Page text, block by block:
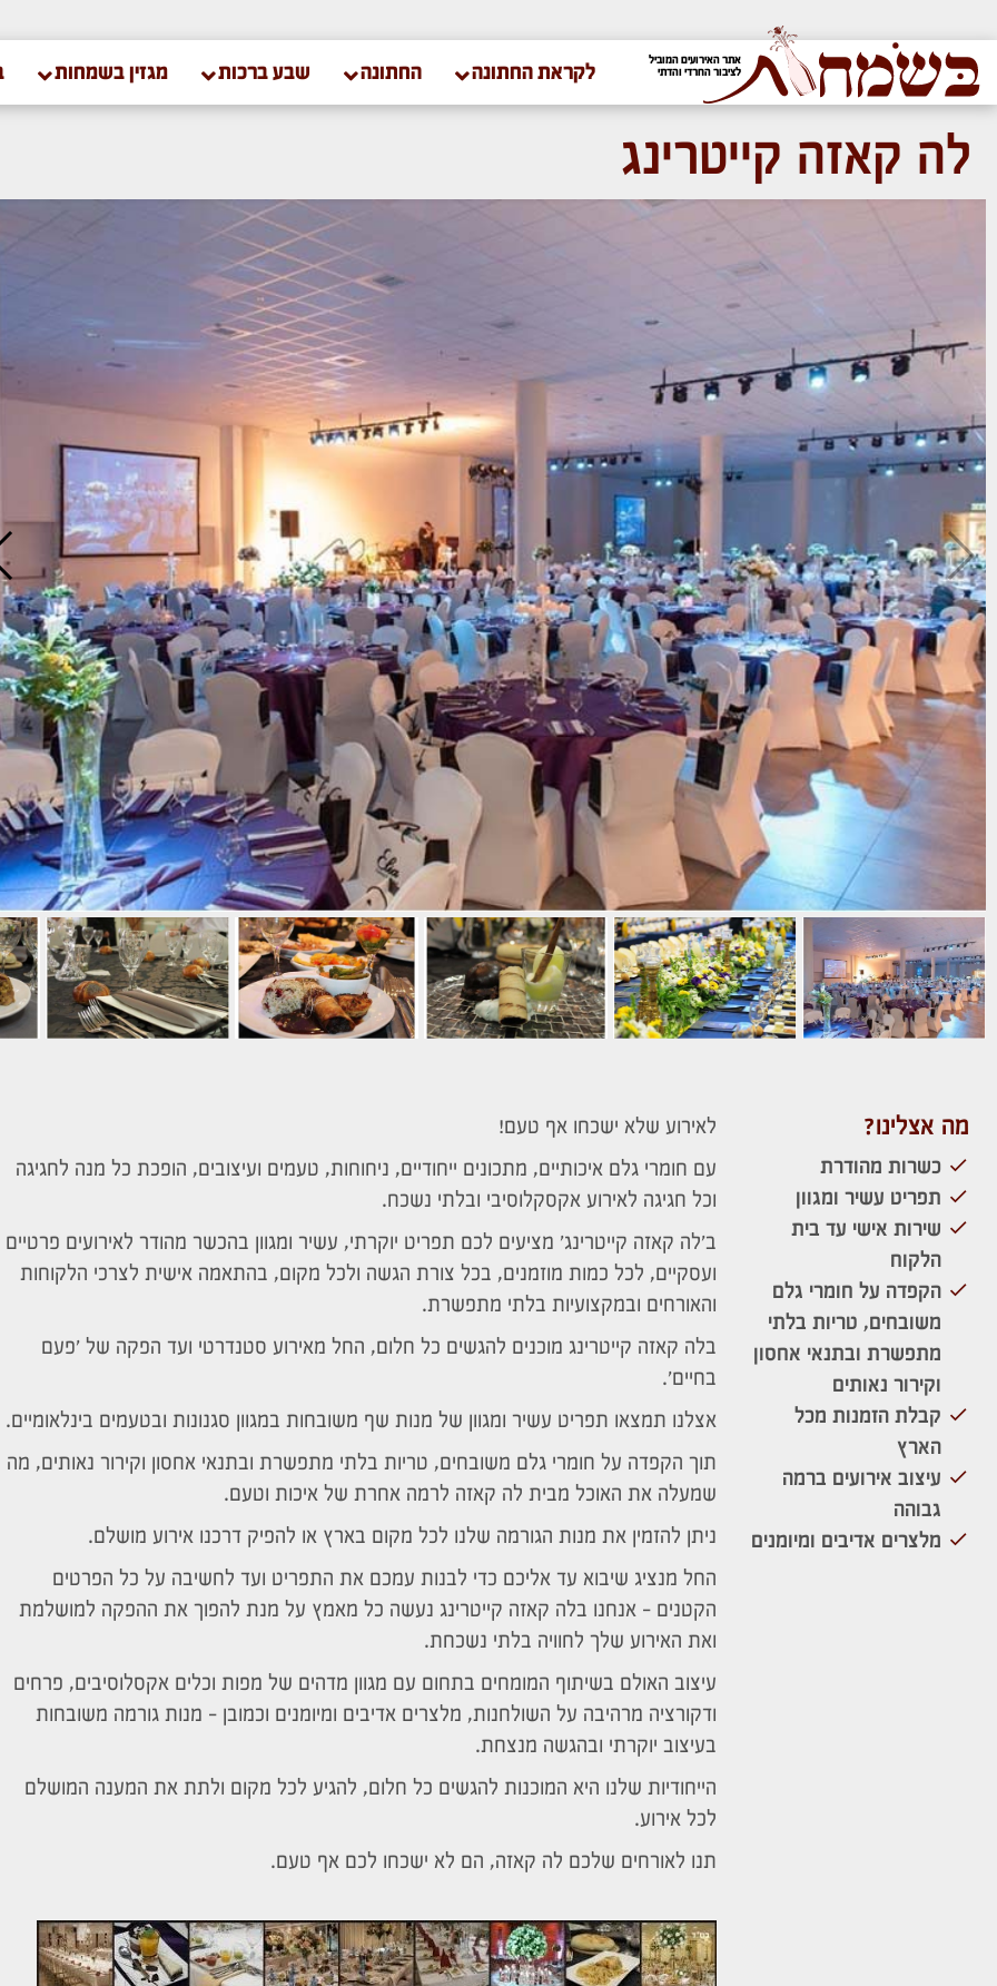
אתר האירועים המוביל
לציבור החרדי והדתי
לקראת החתונה החתונה שבע ברכות מגזין בשמחות
לה קאזה קייטרינג
מה אצלינו?
כשרות מהודרת
תפריט עשיר ומגוון
שירות אישי עד בית
הלקוח
הקפדה על חומרי גלם
משובחים, טריות בלתי
מתפשרת ובתנאי אחסון
וקירור נאותים
קבלת הזמנות מכל
הארץ
עיצוב אירועים ברמה
גבוהה
מלצרים אדיבים ומיומנים
לאירוע שלא ישכחו אף טעם!
עם חומרי גלם איכותיים, מתכונים ייחודיים, ניחוחות, טעמים ועיצובים, הופכת כל מנה לחגיגה
וכל חגיגה לאירוע אקסקלוסיבי ובלתי נשכח.
ב'לה קאזה קייטרינג' מציעים לכם תפריט יוקרתי, עשיר ומגוון בהכשר מהודר לאירועים פרטיים
ועסקיים, לכל כמות מוזמנים, בכל צורת הגשה ולכל מקום, בהתאמה אישית לצרכי הלקוחות
והאורחים ובמקצועיות בלתי מתפשרת.
בלה קאזה קייטרינג מוכנים להגשים כל חלום, החל מאירוע סטנדרטי ועד הפקה של 'פעם
בחיים'.
אצלנו תמצאו תפריט עשיר ומגוון של מנות שף משובחות במגוון סגנונות ובטעמים בינלאומיים.
תוך הקפדה על חומרי גלם משובחים, טריות בלתי מתפשרת ובתנאי אחסון וקירור נאותים, מה
שמעלה את האוכל מבית לה קאזה לרמה אחרת של איכות וטעם.
ניתן להזמין את מנות הגורמה שלנו לכל מקום בארץ או להפיק דרכנו אירוע מושלם.
החל מנציג שיבוא עד אליכם כדי לבנות עמכם את התפריט ועד לחשיבה על כל הפרטים
הקטנים – אנחנו בלה קאזה קייטרינג נעשה כל מאמץ על מנת להפוך את ההפקה למושלמת
ואת האירוע שלך לחוויה בלתי נשכחת.
עיצוב האולם בשיתוף המומחים בתחום עם מגוון מדהים של מפות וכלים אקסלוסיבים, פרחים
ודקורציה מרהיבה על השולחנות, מלצרים אדיבים ומיומנים וכמובן – מנות גורמה משובחות
בעיצוב יוקרתי ובהגשה מנצחת.
הייחודיות שלנו היא המוכנות להגשים כל חלום, להגיע לכל מקום ולתת את המענה המושלם
לכל אירוע.
תנו לאורחים שלכם לה קאזה, הם לא ישכחו לכם אף טעם.